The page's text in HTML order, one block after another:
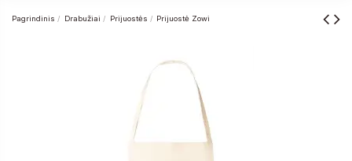
Pagrindinis Drabužiai Prijuostės Prijuostė Zowi